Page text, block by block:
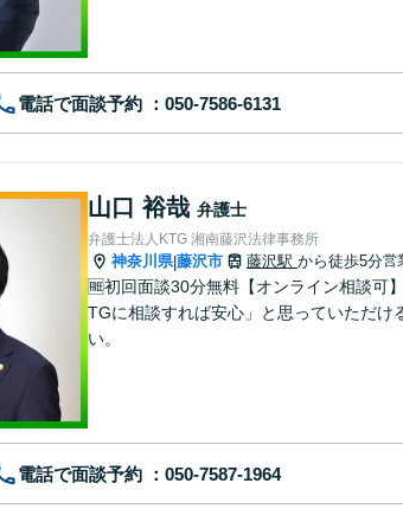
電話で面談予約
山口 裕哉 弁護士
弁護士法人KTG 湘南藤沢法律事務所
神奈川県|藤沢市 藤沢駅 から徒歩5分営
🆓初回面談30分無料【オンライン相談可
TGに相談すれば安心」と思っていただけ
い。
電話で面談予約